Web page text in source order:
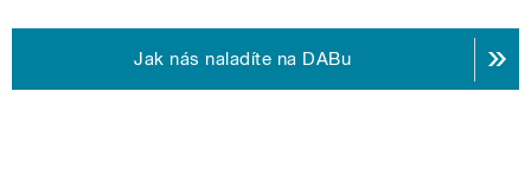
Jak nás naladíte na DABu